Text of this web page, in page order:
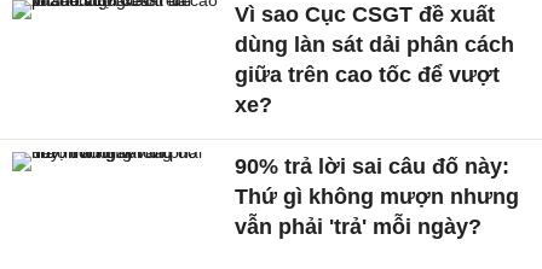
Vì sao Cục CSGT đề xuất
dùng làn sát dải phân cách
giữa trên cao tốc để vượt
xe?
90% trả lời sai câu đố này:
Thứ gì không mượn nhưng
vẫn phải 'trả' mỗi ngày?